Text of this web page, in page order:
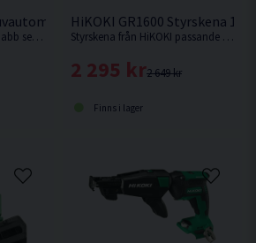
18V
18V. Skruvautomat för snabb serieskruvning. Levereras utan batteri & laddare.
HiKOKI GR1600 Styrskena
Styrskena från HiKOKI passande cirkelsågarna C1806DUM & C3606DUM. Samt sänksågen C3606DPA.
2 649 kr
2 295 kr
Finns i lager